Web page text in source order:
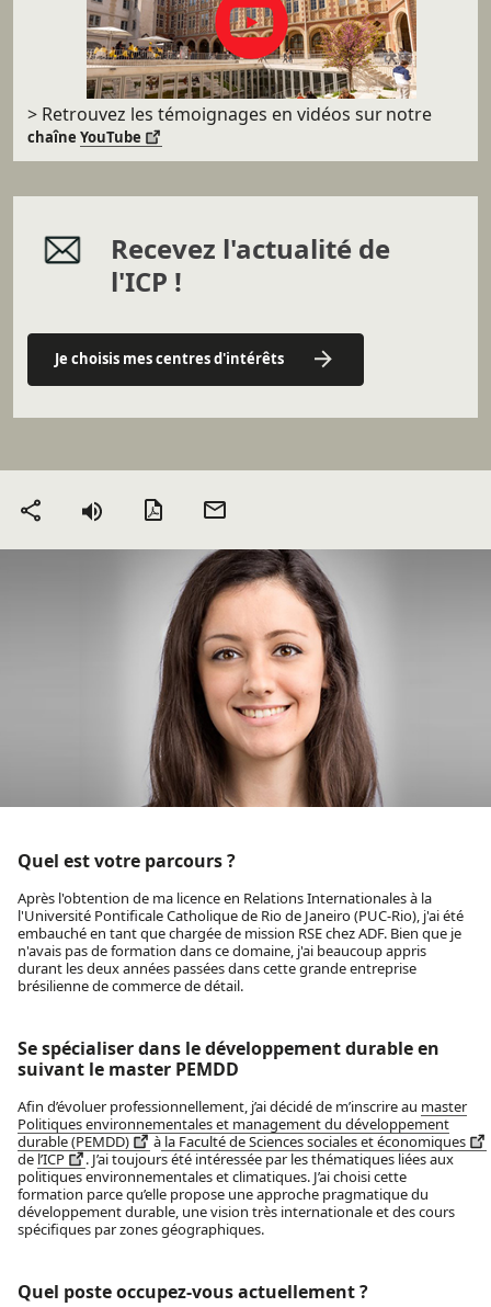
> Retrouvez les témoignages en vidéos surnotre
chaîne YouTube
Recevez l'actualité de
l'ICP !
Je choisis mes centres d'intérêts
Partager Version PDF
Quel est votre parcours ?
Après l'obtention de ma licence en Relations Internationales à la
l'Université Pontificale Catholique de Rio de Janeiro (PUC-Rio), j'ai été
embauché en tant que chargée de mission RSE chez ADF. Bien que je
n'avais pas de formation dans ce domaine, j'ai beaucoup appris
durant les deux années passées dans cette grande entreprise
brésilienne de commerce de détail.
Se spécialiser dans le développement durable en
suivant le master PEMDD
Afin d’évoluer professionnellement, j’ai décidé de m’inscrire au master
Politiques environnementales et management du développement
durable (PEMDD)
à la Faculté de Sciences sociales et économiques
de l’ICP
. J’ai toujours été intéressée par les thématiques liées aux
politiques environnementales et climatiques. J’ai choisi cette
formation parce qu’elle propose une approche pragmatique du
développement durable, une vision très internationale et des cours
spécifiques par zones géographiques.
Quel poste occupez-vous actuellement ?